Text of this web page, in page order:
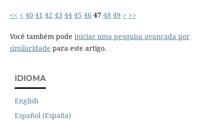
<< < 40 41 42 43 44 45 46 47 48 49 > >>
Você também pode iniciar uma pesquisa avançada por
similaridade para este artigo.
IDIOMA
English
Español (España)